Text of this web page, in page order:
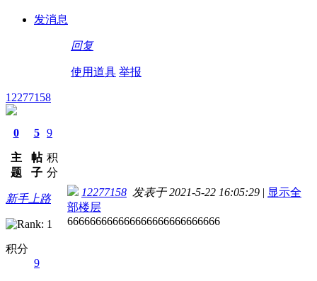
发消息
回复
使用道具 举报
12277158
0
主
题
5
帖
子
9
积
分
新手上路
积分
9
12277158 发表于 2021-5-22 16:05:29 | 显示全
部楼层
666666666666666666666666666